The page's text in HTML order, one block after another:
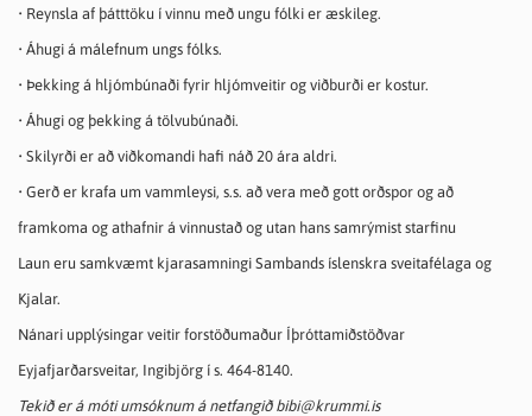
• Reynsla af þátttöku í vinnu með ungu fólki er æskileg.
• Áhugi á málefnum ungs fólks.
• Þekking á hljómbúnaði fyrir hljómveitir og viðburði er kostur.
• Áhugi og þekking á tölvubúnaði.
• Skilyrði er að viðkomandi hafi náð 20 ára aldri.
• Gerð er krafa um vammleysi, s.s. að vera með gott orðspor og að
framkoma og athafnir á vinnustað og utan hans samrýmist starfinu
Laun eru samkvæmt kjarasamningi Sambands íslenskra sveitafélaga og
Kjalar.
Nánari upplýsingar veitir forstöðumaður Íþróttamiðstöðvar
Eyjafjarðarsveitar, Ingibjörg í s. 464-8140.
Tekið er á móti umsóknum á netfangið bibi@krummi.is